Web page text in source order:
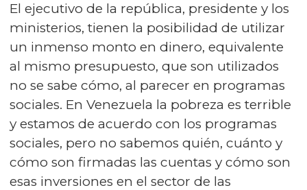
El ejecutivo de la república, presidente y los
ministerios, tienen la posibilidad de utilizar
un inmenso monto en dinero, equivalente
al mismo presupuesto, que son utilizados
no se sabe cómo, al parecer en programas
sociales. En Venezuela la pobreza es terrible
y estamos de acuerdo con los programas
sociales, pero no sabemos quién, cuánto y
cómo son firmadas las cuentas y cómo son
esas inversiones en el sector de las